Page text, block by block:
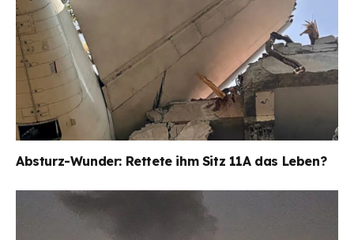
Absturz-Wunder: Rettete ihm Sitz 11A das Leben?